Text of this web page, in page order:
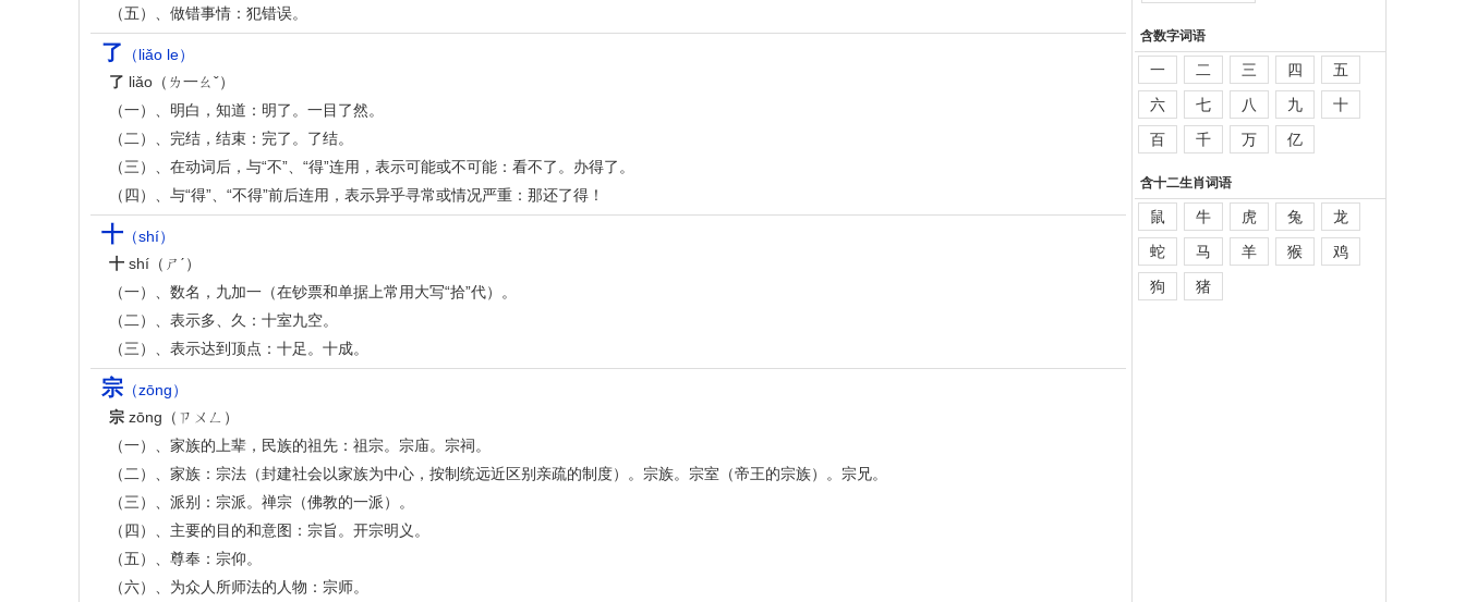
（五）、做错事情：犯错误。
了
（liǎo le）
了 liǎo（ㄌ一ㄠˇ）
（一）、明白，知道：明了。一目了然。
（二）、完结，结束：完了。了结。
（三）、在动词后，与“不”、“得”连用，表示可能或不可能：看不了。办得了。
（四）、与“得”、“不得”前后连用，表示异乎寻常或情况严重：那还了得！
十 （shí）
十 shí（ㄕˊ）
（一）、数名，九加一（在钞票和单据上常用大写“拾”代）。
（二）、表示多、久：十室九空。
（三）、表示达到顶点：十足。十成。
宗 （zōng）
宗 zōng（ㄗㄨㄥ）
（一）、家族的上辈，民族的祖先：祖宗。宗庙。宗祠。
（二）、家族：宗法（封建社会以家族为中心，按制统远近区别亲疏的制度）。宗族。宗室（帝王的宗族）。宗兄。
（三）、派别：宗派。禅宗（佛教的一派）。
（四）、主要的目的和意图：宗旨。开宗明义。
（五）、尊奉：宗仰。
（六）、为众人所师法的人物：宗师。
含数字词语
一 二 三 四
五
六
七 八 九
十
百
千 万 亿
含十二生肖词语
鼠 牛 虎 兔
龙
蛇
马 羊 猴
鸡
狗
猪